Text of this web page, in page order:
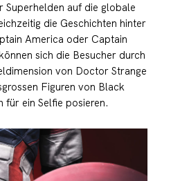
Superhelden auf die globale
die Geschichten hinter
America oder Captain
sich die Besucher durch
von Doctor Strange
Figuren von Black
ein Selfie posieren.